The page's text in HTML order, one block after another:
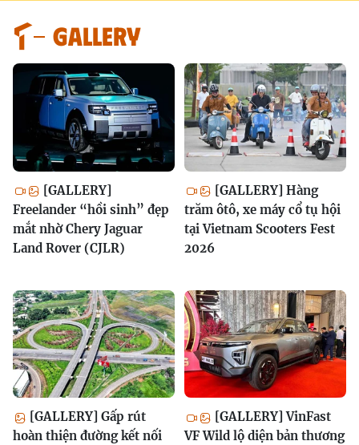
GALLERY
[GALLERY]
Freelander “hồi sinh” đẹp
mắt nhờ Chery Jaguar
Land Rover (CJLR)
[GALLERY] Hàng
trăm ôtô, xe máy cổ tụ hội
tại Vietnam Scooters Fest
2026
[GALLERY] Gấp rút
hoàn thiện đường kết nối
[GALLERY] VinFast
VF Wild lộ diện bản thương